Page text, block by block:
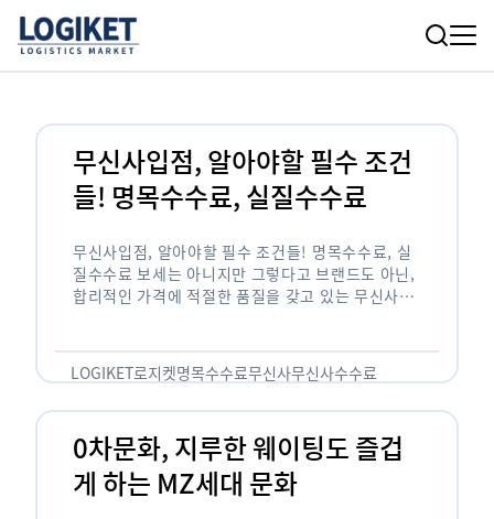
무신사입점, 알아야할 필수 조건
들! 명목수수료, 실질수수료
무신사입점, 알아야할 필수 조건들! 명목수수료, 실
질수수료 보세는 아니지만 그렇다고 브랜드도 아닌,
합리적인 가격에 적절한 품질을 갖고 있는 무신사!
LOGIKET로지켓명목수수료무신사무신사수수료
0차문화, 지루한 웨이팅도 즐겁
게 하는 MZ세대 문화